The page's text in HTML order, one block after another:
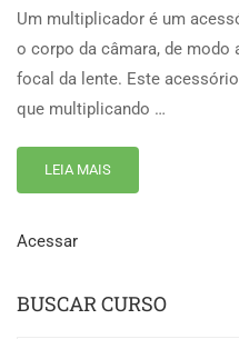
Um multiplicador é um
o corpo da câmara, de
focal da lente. Este
que multiplicando …
LEIA MAIS
Acessar
BUSCAR CURSO